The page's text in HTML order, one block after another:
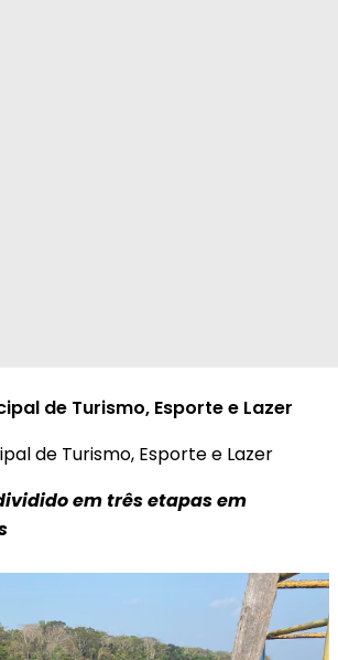
de Turismo, Esporte e Lazer
de Turismo, Esporte e Lazer
em três etapas em